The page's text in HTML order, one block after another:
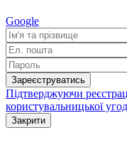
Google
Зареєструватись
Підтверджуючи
користувальницької
Закрити